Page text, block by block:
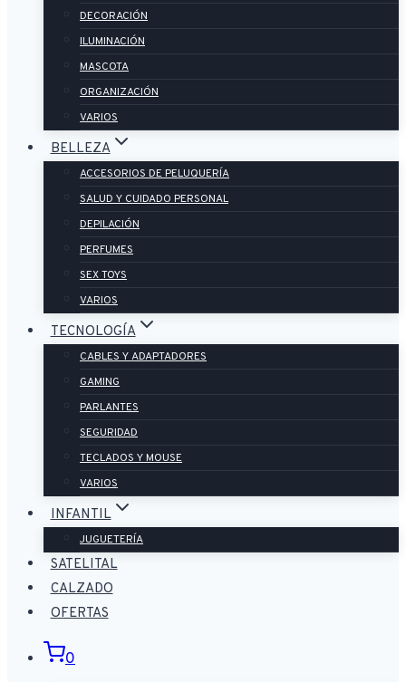
DECORACIÓN
ILUMINACIÓN
MASCOTA
ORGANIZACIÓN
VARIOS
BELLEZA
ACCESORIOS DE PELUQUERÍA
SALUD Y CUIDADO PERSONAL
DEPILACIÓN
PERFUMES
SEX TOYS
VARIOS
TECNOLOGÍA
CABLES Y ADAPTADORES
GAMING
PARLANTES
SEGURIDAD
TECLADOS Y MOUSE
VARIOS
INFANTIL
JUGUETERÍA
SATELITAL
CALZADO
OFERTAS
0